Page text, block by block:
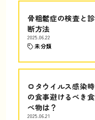
骨粗鬆症の検査と診
断方法
2025.06.22
未分類
ロタウイルス感染時
の食事避けるべき食
べ物は？
2025.06.21